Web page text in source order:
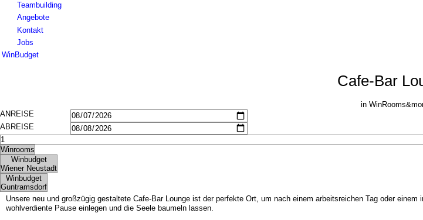
Teambuilding
Angebote
Kontakt
Jobs
WinBudget
Impressionen
Seminare
Teambuilding
Angebote
Kontakt
Jobs
Cafe-Bar
in
Unsere neu und großzügig gestaltete Cafe-Bar Lounge ist der perfekte Ort, um nach einem arbeitsreichen Tag oder
wohlverdiente Pause einlegen und die Seele baumeln lassen.